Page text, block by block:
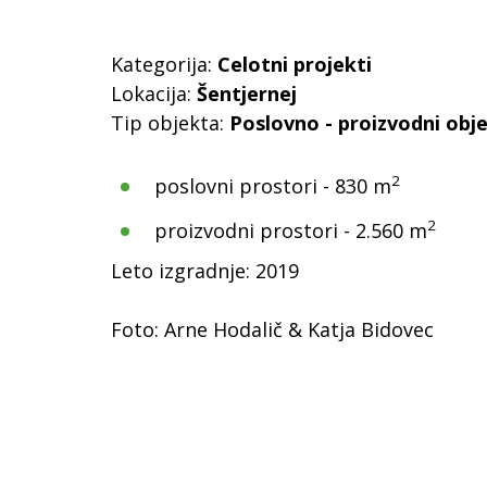
Kategorija: Celotni projekti
Lokacija: Šentjernej
Tip objekta: Poslovno - proizvodni
poslovni prostori - 830 m2
proizvodni prostori - 2.560 m2
Leto izgradnje: 2019
Foto: Arne Hodalič & Katja Bidovec